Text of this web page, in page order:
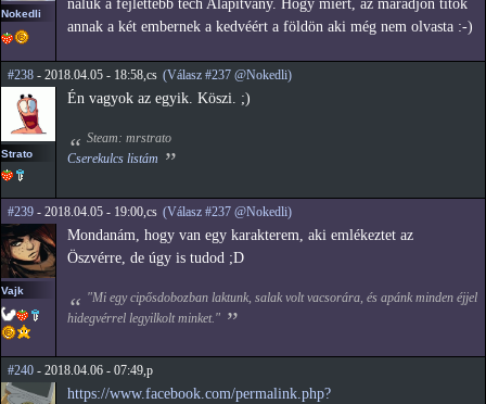
Nokedli
náluk a fejlettebb tech Alapítvány. Hogy miért, az maradjon titok
annak a két embernek a kedvéért a földön aki még nem olvasta :-)
#238 - 2018.04.05 - 18:58,cs (Válasz #237 @Nokedli)
Strato
Én vagyok az egyik. Köszi. ;)
Steam: mrstrato
Cserekulcs listám
#239 - 2018.04.05 - 19:00,cs (Válasz #237 @Nokedli)
Vajk
Mondanám, hogy van egy karakterem, aki emlékeztet az
Öszvérre, de úgy is tudod ;D
"Mi egy cipősdobozban laktunk, salak volt vacsorára, és apánk minden éjjel
hidegvérrel legyilkolt minket."
#240 - 2018.04.06 - 07:49,p
https://www.facebook.com/permalink.php?